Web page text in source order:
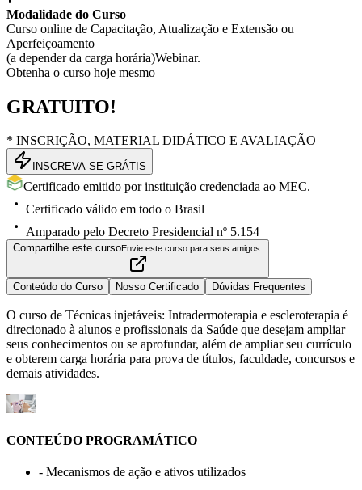
Modalidade do Curso
Curso online de Capacitação, Atualização e Extensão ou
Aperfeiçoamento
(a depender da carga horária)Webinar.
Obtenha o curso hoje mesmo
GRATUITO!
* INSCRIÇÃO, MATERIAL DIDÁTICO E AVALIAÇÃO
INSCREVA-SE GRÁTIS
Certificado emitido por instituição credenciada ao MEC.
Certificado válido em todo o Brasil
Amparado pelo Decreto Presidencial nº 5.154
Compartilhe este cursoEnvie este curso para seus amigos.
Conteúdo do Curso Nosso Certificado Dúvidas Frequentes
O curso de Técnicas injetáveis: Intradermoterapia e escleroterapia é
direcionado à alunos e profissionais da Saúde que desejam ampliar
seus conhecimentos ou se aprofundar, além de ampliar seu currículo
e obterem carga horária para prova de títulos, faculdade, concursos e
demais atividades.
CONTEÚDO PROGRAMÁTICO
- Mecanismos de ação e ativos utilizados